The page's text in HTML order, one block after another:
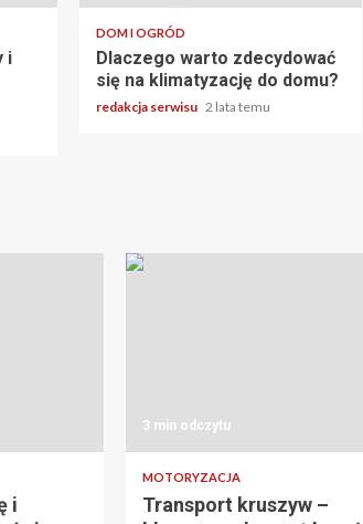
i
DOM I OGRÓD
Dlaczego warto zdecydować
się na klimatyzację do domu?
redakcja serwisu 2 lata temu
i
3 min odczytu
MOTORYZACJA
Transport kruszyw –